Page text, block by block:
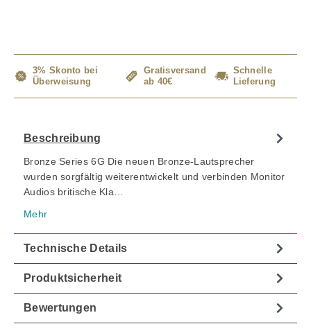
3% Skonto bei
Überweisung
Gratisversand
ab 40€
Schnelle
Lieferung
Beschreibung
Bronze Series 6G Die neuen Bronze-Lautsprecher
wurden sorgfältig weiterentwickelt und verbinden Monitor
Audios britische Kla…
Mehr
Technische Details
Produktsicherheit
Bewertungen